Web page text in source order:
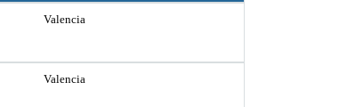
Valencia
Valencia